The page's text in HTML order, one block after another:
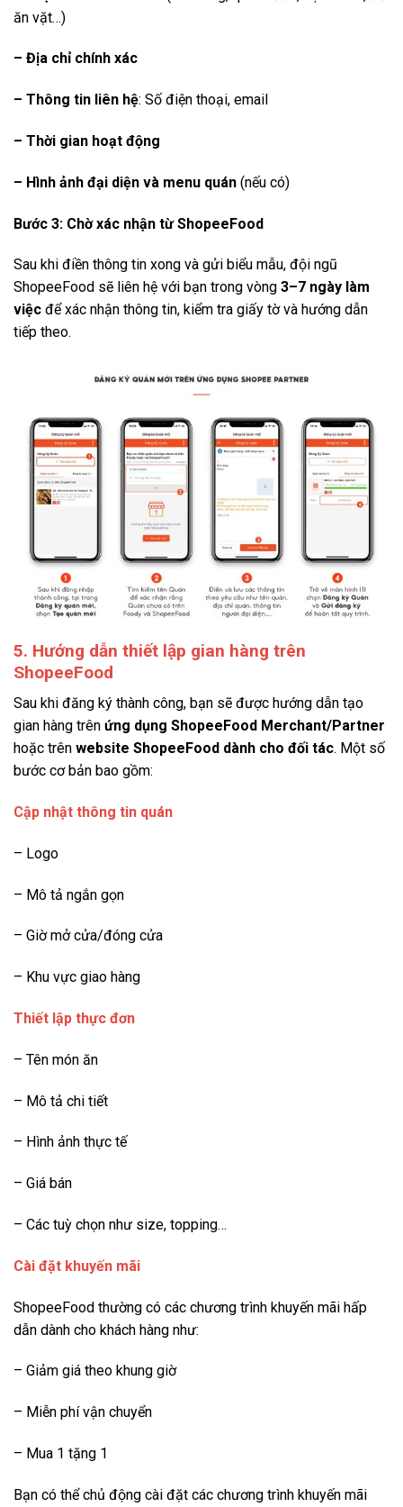
ăn vặt…)
– Địa chỉ chính xác
– Thông tin liên hệ: Số điện thoại, email
– Thời gian hoạt động
– Hình ảnh đại diện và menu quán (nếu có)
Bước 3: Chờ xác nhận từ ShopeeFood
Sau khi điền thông tin xong và gửi biểu mẫu, đội ngũ
ShopeeFood sẽ liên hệ với bạn trong vòng 3–7 ngày làm
việc để xác nhận thông tin, kiểm tra giấy tờ và hướng dẫn
tiếp theo.
5. Hướng dẫn thiết lập gian hàng trên
ShopeeFood
Sau khi đăng ký thành công, bạn sẽ được hướng dẫn tạo
gian hàng trên ứng dụng ShopeeFood Merchant/Partner
hoặc trên website ShopeeFood dành cho đối tác. Một số
bước cơ bản bao gồm:
Cập nhật thông tin quán
– Logo
– Mô tả ngắn gọn
– Giờ mở cửa/đóng cửa
– Khu vực giao hàng
Thiết lập thực đơn
– Tên món ăn
– Mô tả chi tiết
– Hình ảnh thực tế
– Giá bán
– Các tuỳ chọn như size, topping…
Cài đặt khuyến mãi
ShopeeFood thường có các chương trình khuyến mãi hấp
dẫn dành cho khách hàng như:
– Giảm giá theo khung giờ
– Miễn phí vận chuyển
– Mua 1 tặng 1
Bạn có thể chủ động cài đặt các chương trình khuyến mãi